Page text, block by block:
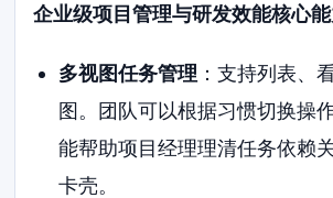
企业级项目管理与研发效能核心能
多视图任务管理 ：支持列表、
图。团队可以根据习惯切换操
能帮助项目经理理清任务依赖
卡壳。